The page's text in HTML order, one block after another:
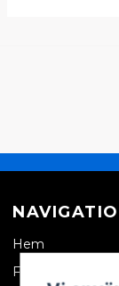
Hem
Företagskund